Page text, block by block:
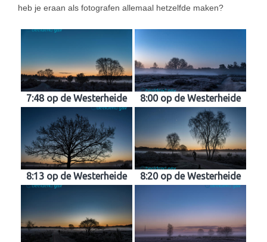
heb je eraan als fotografen allemaal hetzelfde maken?
7:48 op de Westerheide 8:00 op de Westerheide
8:13 op de Westerheide 8:20 op de Westerheide